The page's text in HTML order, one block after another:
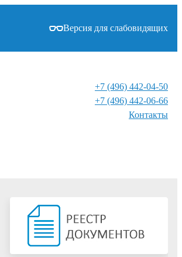
Версия для слабовидящих
+7 (496) 442-04-50
+7 (496) 442-06-66
Контакты⁠